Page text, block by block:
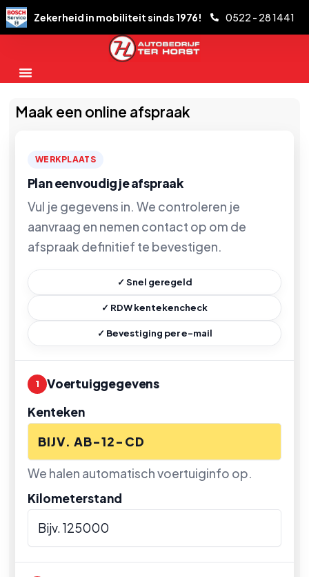
Zekerheid in mobiliteit sinds 1976! 0522 - 28 1441
Maak een online afspraak
WERKPLAATS
Plan eenvoudig je afspraak
Vul je gegevens in. We controleren je
aanvraag en nemen contact op om de
afspraak definitief te bevestigen.
✓ Snel geregeld
✓ RDW kentekencheck
✓ Bevestiging per e-mail
1
Voertuiggegevens
Kenteken
We halen automatisch voertuiginfo op.
Kilometerstand